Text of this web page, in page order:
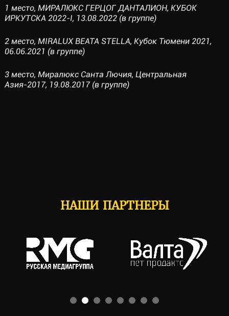
1 место, МИРАЛЮКС ГЕРЦОГ ДАНТАЛИОН, КУБОК
ИРКУТСКА 2022-I, 13.08.2022 (в группе)
2 место, MIRALUX BEATA STELLA, Кубок Тюмени 2021,
06.06.2021 (в группе)
3 место, Миралюкс Санта Лючия, Центральная
Азия-2017, 19.08.2017 (в группе)
НАШИ ПАРТНЕРЫ